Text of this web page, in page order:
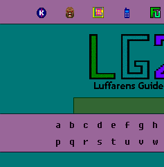
a b c d e f g h
p
q r s t u v w